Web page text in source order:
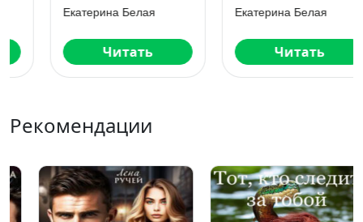
Екатерина Белая
Читать
Екатерина Белая
Читать
Рекомендации